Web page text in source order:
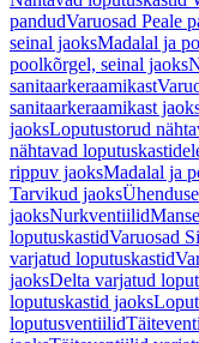
pandudVaruosad Peale
seinal jaoksMadalal ja
poolkõrgel, seinal jaoks
sanitaarkeraamikast
sanitaarkeraamikast
jaoksLoputustorud
nähtavad
rippuv jaoksMadalal ja
Tarvikud jaoks
jaoksNurkventiilid
loputuskastidVaruosad
varjatud loputuskastid
jaoksDelta varjatud
loputuskastid jaoks
loputusventiilid